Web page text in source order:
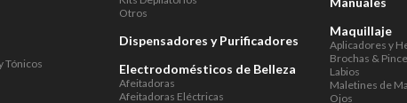
Tónicos
Otros
Dispensadores y Purificadores
Electrodomésticos de Belleza
Afeitadoras
Afeitadoras Eléctricas
Maquillaje
Aplicadores y
Brochas &
Labios
Maletines de
Ojos